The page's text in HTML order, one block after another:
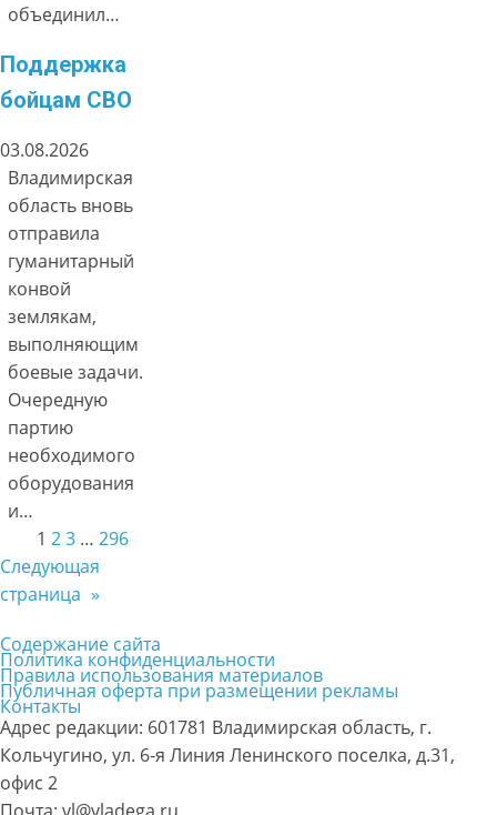
объединил…
Поддержка
бойцам СВО
03.08.2026
Владимирская
область вновь
отправила
гуманитарный
конвой
землякам,
выполняющим
боевые задачи.
Очередную
партию
необходимого
оборудования
и…
1 23 … 296
Следующая
страница »
Содержание сайта
Политика конфиденциальности
Правила использования материалов
Публичная оферта при размещении рекламы
Контакты
Адрес редакции: 601781 Владимирская область, г.
Кольчугино, ул. 6-я Линия Ленинского поселка, д.31,
офис 2